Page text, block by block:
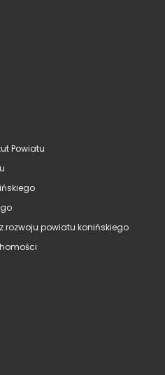
Powiatu
rozwoju powiatu konińskiego